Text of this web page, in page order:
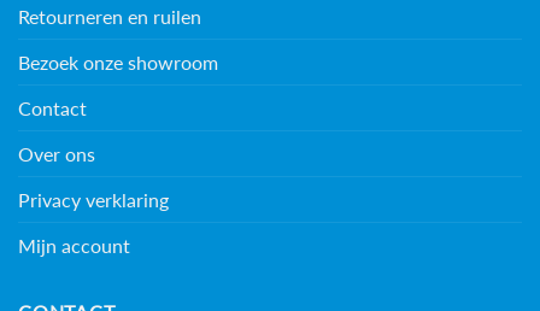
Retourneren en ruilen
Bezoek onze showroom
Contact
Over ons
Privacy verklaring
Mijn account